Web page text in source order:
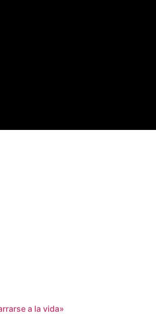
a la vida»